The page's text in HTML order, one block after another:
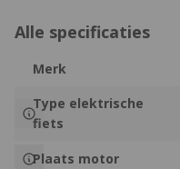
Alle specificaties
Merk
Type elektrische
fiets
Plaats motor